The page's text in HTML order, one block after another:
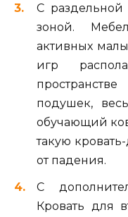
С
зоной.
активных
игр
подушек,
обучающий
такую
от падения.
С
Кровать для